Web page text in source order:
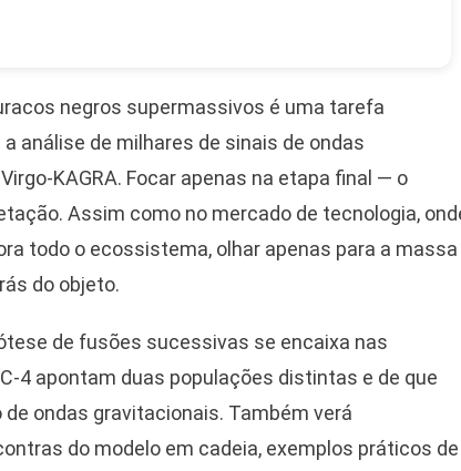
negros supermassivos é uma tarefa
análise de milhares de sinais de ondas
KAGRA. Focar apenas na etapa final — o
Assim como no mercado de tecnologia,
todo o ecossistema, olhar apenas para a massa
do objeto.
de fusões sucessivas se encaixa nas
4 apontam duas populações distintas e de que
ondas gravitacionais. Também verá
do modelo em cadeia, exemplos práticos de